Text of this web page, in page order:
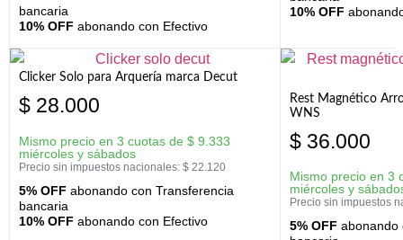
bancaria
10% OFF abonando con Efectivo
10% OFF
Clicker Solo para Arquería marca Decut
$ 28.000
Mismo precio en 3 cuotas de $ 9.333
miércoles y sábados
Precio sin impuestos nacionales: $ 22.120
5% OFF abonando con Transferencia
bancaria
10% OFF abonando con Efectivo
Rest Magnético
WNS
$ 36.000
Mismo precio en 3
miércoles y
Precio sin impuestos
5% OFF abonando